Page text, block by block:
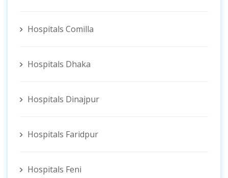
Hospitals Comilla
Hospitals Dhaka
Hospitals Dinajpur
Hospitals Faridpur
Hospitals Feni